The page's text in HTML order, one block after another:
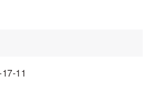
11